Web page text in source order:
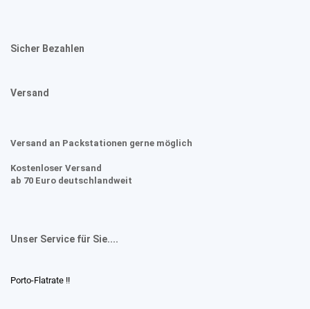
Sicher Bezahlen
Versand
Versand an Packstationen gerne möglich
Kostenloser Versand
ab 70 Euro deutschlandweit
Unser Service für Sie....
Porto-Flatrate !!